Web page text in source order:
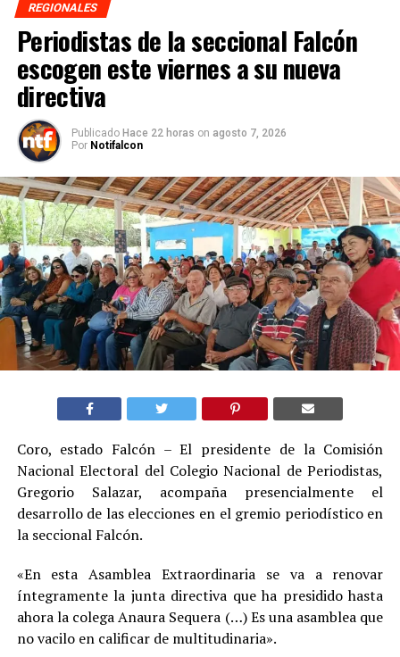
REGIONALES
Periodistas de la seccional Falcón
escogen este viernes a su nueva
directiva
Publicado Hace 22 horas on agosto 7, 2026
Por Notifalcon
Coro, estado Falcón – El presidente de la Comisión
Nacional Electoral del Colegio Nacional de Periodistas,
Gregorio Salazar, acompaña presencialmente el
desarrollo de las elecciones en el gremio periodístico en
la seccional Falcón.
«En esta Asamblea Extraordinaria se va a renovar
íntegramente la junta directiva que ha presidido hasta
ahora la colega Anaura Sequera (…) Es una asamblea que
no vacilo en calificar de multitudinaria».